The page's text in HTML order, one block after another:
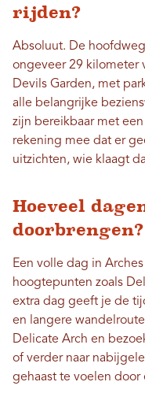
rijden?
Absoluut. De
ongeveer 29 kilometer
Devils Garden, met
alle belangrijke
zijn bereikbaar met
rekening mee dat er
uitzichten, wie klaagt
Hoeveel
doorbrengen?
Een volle dag in
hoogtepunten zoals
extra dag geeft je de
en langere
Delicate Arch en
of verder naar
gehaast te voelen